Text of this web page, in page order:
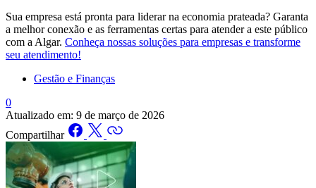
Sua empresa está pronta para liderar na economia prateada? Garanta
a melhor conexão e as ferramentas certas para atender a este público
com a Algar. Conheça nossas soluções para empresas e transforme
seu atendimento!
Gestão e Finanças
0
Atualizado em: 9 de março de 2026
Compartilhar